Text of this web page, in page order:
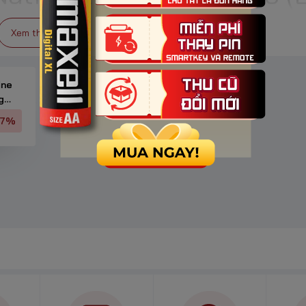
với 90% thiết bị điện tử gia dụng và văn phòng. Thương hiệu
toàn các dòng pin kẽm-carbon lỗi thời.
sức mạnh của
Zinc)
Xem thêm